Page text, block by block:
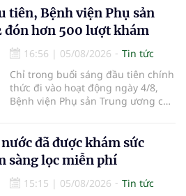
tiên, Bệnh viện Phụ sản
đón hơn 500 lượt khám
16:56 | 05/08/2026
Tin tức
Chỉ trong buổi sáng đầu tiên chính
thức đi vào hoạt động ngày 4/8,
Bệnh viện Phụ sản Trung ương cơ
em bé đầu tiên chào đời.
đã được khám sức
sàng lọc miễn phí
15:15 | 05/08/2026
Tin tức